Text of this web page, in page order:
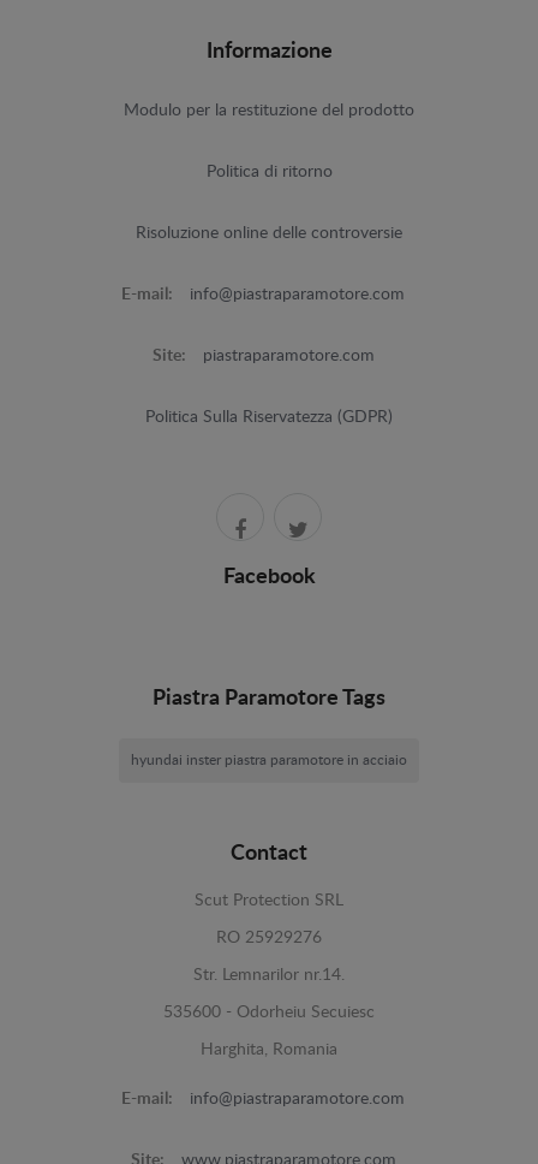
Informazione
Modulo per la restituzione del prodotto
Politica di ritorno
Risoluzione online delle controversie
E-mail: info@piastraparamotore.com
Site: piastraparamotore.com
Politica Sulla Riservatezza (GDPR)
Facebook
Piastra Paramotore Tags
hyundai inster piastra paramotore in acciaio
Contact
Scut Protection SRL
RO 25929276
Str. Lemnarilor nr.14.
535600 - Odorheiu Secuiesc
Harghita, Romania
E-mail: info@piastraparamotore.com
Site: www.piastraparamotore.com